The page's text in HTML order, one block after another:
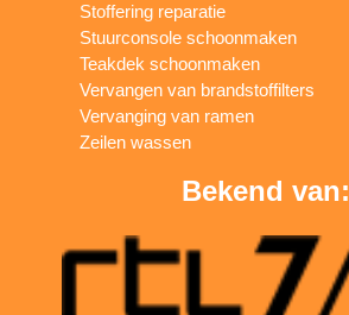
Stoffering reparatie
Stuurconsole schoonmaken
Teakdek schoonmaken
Vervangen van brandstoffilters
Vervanging van ramen
Zeilen wassen
Bekend van: